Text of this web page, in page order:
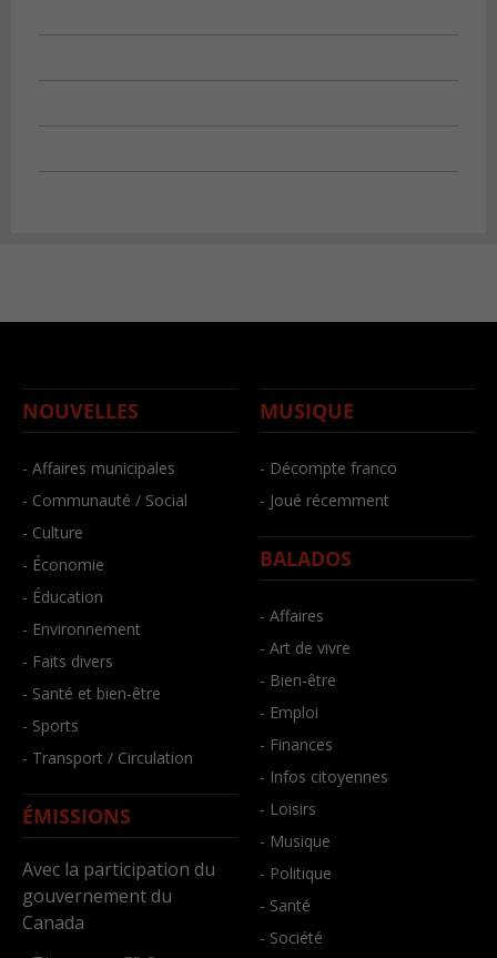
NOUVELLES
- Affaires municipales
- Communauté / Social
- Culture
- Économie
- Éducation
- Environnement
- Faits divers
- Santé et bien-être
- Sports
- Transport / Circulation
ÉMISSIONS
Avec la participation du
gouvernement du
Canada
MUSIQUE
- Décompte franco
- Joué récemment
BALADOS
- Affaires
- Art de vivre
- Bien-être
- Emploi
- Finances
- Infos citoyennes
- Loisirs
- Musique
- Politique
- Santé
- Société